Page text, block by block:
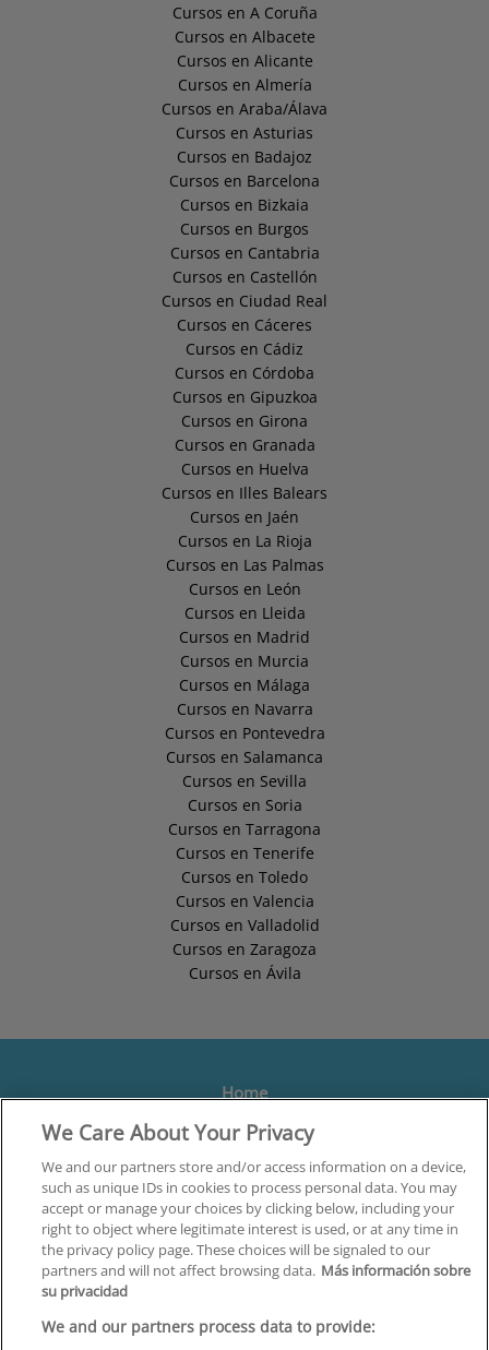
Cursos en A Coruña
Cursos en Albacete
Cursos en Alicante
Cursos en Almería
Cursos en Araba/Álava
Cursos en Asturias
Cursos en Badajoz
Cursos en Barcelona
Cursos en Bizkaia
Cursos en Burgos
Cursos en Cantabria
Cursos en Castellón
Cursos en Ciudad Real
Cursos en Cáceres
Cursos en Cádiz
Cursos en Córdoba
Cursos en Gipuzkoa
Cursos en Girona
Cursos en Granada
Cursos en Huelva
Cursos en Illes Balears
Cursos en Jaén
Cursos en La Rioja
Cursos en Las Palmas
Cursos en León
Cursos en Lleida
Cursos en Madrid
Cursos en Murcia
Cursos en Málaga
Cursos en Navarra
Cursos en Pontevedra
Cursos en Salamanca
Cursos en Sevilla
Cursos en Soria
Cursos en Tarragona
Cursos en Tenerife
Cursos en Toledo
Cursos en Valencia
Cursos en Valladolid
Cursos en Zaragoza
Cursos en Ávila
Home
Formación
Centros
Orientación
Quiénes somos
Contacta
Aviso Legal
We Care About Your Privacy
We and our partners store and/or access information on a device,
such as unique IDs in cookies to process personal data. You may
accept or manage your choices by clicking below, including your
right to object where legitimate interest is used, or at any time in
the privacy policy page. These choices will be signaled to our
partners and will not affect browsing data. Más información sobre
su privacidad
We and our partners process data to provide: